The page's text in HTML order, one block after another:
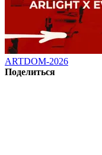
ARTDOM-2026
Поделиться